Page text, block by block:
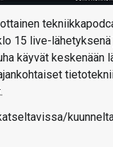
15 live-lähetyksenä
käyvät keskenään